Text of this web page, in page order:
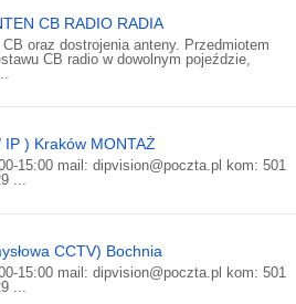
CB RADIO RADIA
oraz dostrojenia anteny. Przedmiotem
CB radio w dowolnym pojeździe,
) Kraków MONTAŻ
15:00 mail: dipvision@poczta.pl kom: 501
...
CCTV) Bochnia
15:00 mail: dipvision@poczta.pl kom: 501
...